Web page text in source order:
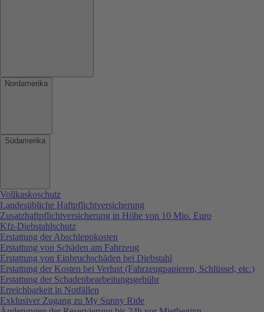
Nordamerika
Südamerika
Vollkaskoschutz
Landesübliche Haftpflichtversicherung
Zusatzhaftpflichtversicherung in Höhe von 10 Mio. Euro
Kfz-Diebstahlschutz
Erstattung der Abschleppkosten
Erstattung von Schäden am Fahrzeug
Erstattung von Einbruchschäden bei Diebstahl
Erstattung der Kosten bei Verlust (Fahrzeugpapieren, Schlüssel, etc.)
Erstattung der Schadenbearbeitungsgebühr
Erreichbarkeit in Notfällen
Exklusiver Zugang zu My Sunny Ride